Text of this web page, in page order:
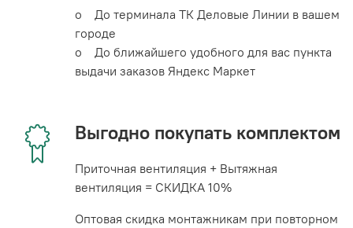
o До терминала ТК Деловые Линии в вашем
городе
o До ближайшего удобного для вас пункта
выдачи заказов Яндекс Маркет
Выгодно покупать комплектом
Приточная вентиляция + Вытяжная
вентиляция = СКИДКА 10%
Оптовая скидка монтажникам при повторном